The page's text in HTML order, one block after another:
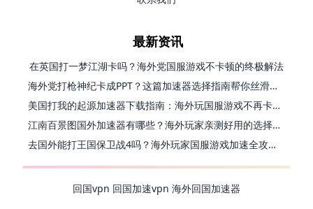
最新资讯
在英国打一梦江湖卡吗？海外党国服游戏不卡顿的终极解法
海外党打枪神纪卡成PPT？这篇加速器选择指南帮你丝滑上分
美国打我的起源加速器下载指南：海外玩国服游戏不再卡的终极方案
江南百景图国外加速器有哪些？海外玩家亲测好用的选择与避坑指南
去国外能打王国保卫战4吗？海外玩家国服游戏加速全攻略（附公主连结幻想江湖实测）
回国vpn 回国加速vpn 海外回国加速器